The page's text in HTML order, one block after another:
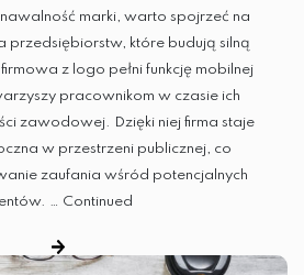
marki, warto spojrzeć na
przedsiębiorstw, które budują silną
z logo pełni funkcję mobilnej
pracownikom w czasie ich
zawodowej. Dzięki niej firma staje
w przestrzeni publicznej, co
zaufania wśród potencjalnych
… Continued